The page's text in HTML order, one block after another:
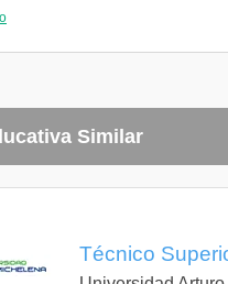
al Mantenimiento 3 - 3
I 2 2 3 ELB153
General 3 - 3 ANM143
Similar
Técnico